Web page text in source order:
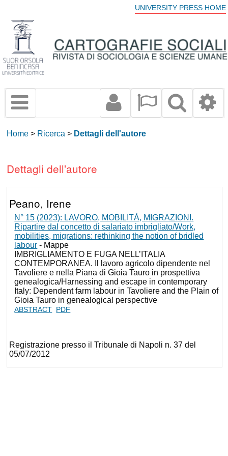
UNIVERSITY PRESS HOME
Home > Ricerca > Dettagli dell'autore
Dettagli dell'autore
Peano, Irene
N° 15 (2023): LAVORO, MOBILITÀ, MIGRAZIONI.
Ripartire dal concetto di salariato imbrigliato/Work,
mobilities, migrations: rethinking the notion of bridled
labour - Mappe
IMBRIGLIAMENTO E FUGA NELL’ITALIA
CONTEMPORANEA. Il lavoro agricolo dipendente nel
Tavoliere e nella Piana di Gioia Tauro in prospettiva
genealogica/Harnessing and escape in contemporary
Italy: Dependent farm labour in Tavoliere and the Plain of
Gioia Tauro in genealogical perspective
ABSTRACT PDF
Registrazione presso il Tribunale di Napoli n. 37 del
05/07/2012